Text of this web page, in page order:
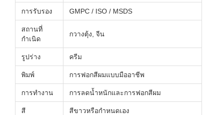
การรับรอง GMPC / ISO / MSDS
สถานที่
กำเนิด
กวางตุ้ง, จีน
รูปร่าง ครีม
พิมพ์ การฟอกสีผมแบบมืออาชีพ
การทำงาน การลดน้ำหนักและการฟอกสีผม
สี สีขาวหรือกำหนดเอง